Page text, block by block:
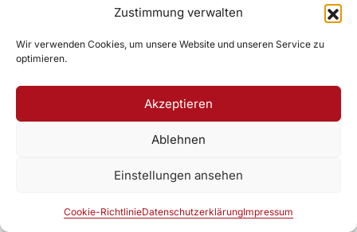
Zustimmung verwalten
Wir verwenden Cookies, um unsere Website und unseren Service zu
optimieren.
Akzeptieren
Ablehnen
Einstellungen ansehen
Cookie-RichtlinieDatenschutzerklärungImpressum
Unser YouTube-Kanal
Zur DAV Webseite